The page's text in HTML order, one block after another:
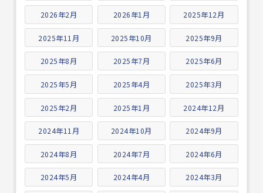
2026年2月 2026年1月 2025年12月
2025年11月 2025年10月 2025年9月
2025年8月 2025年7月 2025年6月
2025年5月 2025年4月 2025年3月
2025年2月 2025年1月 2024年12月
2024年11月 2024年10月 2024年9月
2024年8月 2024年7月 2024年6月
2024年5月 2024年4月 2024年3月